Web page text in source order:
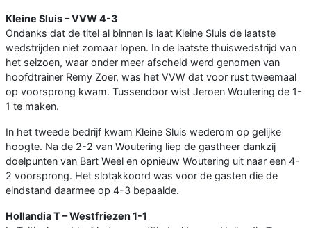
Kleine Sluis – VVW 4-3
Ondanks dat de titel al binnen is laat Kleine Sluis de laatste
wedstrijden niet zomaar lopen. In de laatste thuiswedstrijd van
het seizoen, waar onder meer afscheid werd genomen van
hoofdtrainer Remy Zoer, was het VVW dat voor rust tweemaal
op voorsprong kwam. Tussendoor wist Jeroen Woutering de 1-
1 te maken.
In het tweede bedrijf kwam Kleine Sluis wederom op gelijke
hoogte. Na de 2-2 van Woutering liep de gastheer dankzij
doelpunten van Bart Weel en opnieuw Woutering uit naar een 4-
2 voorsprong. Het slotakkoord was voor de gasten die de
eindstand daarmee op 4-3 bepaalde.
Hollandia T – Westfriezen 1-1